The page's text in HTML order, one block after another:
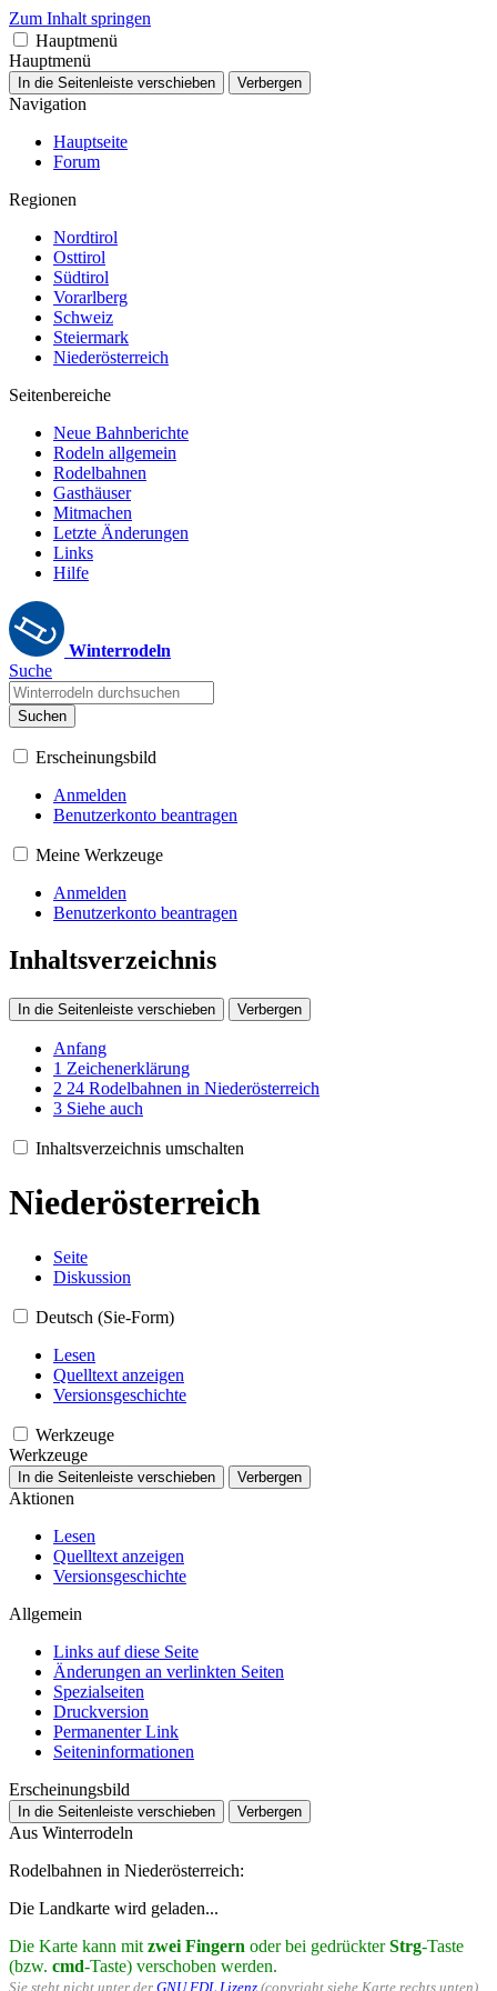
Zum Inhalt springen
Hauptmenü
Hauptmenü
In die Seitenleiste verschieben Verbergen
Navigation
Hauptseite
Forum
Regionen
Nordtirol
Osttirol
Südtirol
Vorarlberg
Schweiz
Steiermark
Niederösterreich
Seitenbereiche
Neue Bahnberichte
Rodeln allgemein
Rodelbahnen
Gasthäuser
Mitmachen
Letzte Änderungen
Links
Hilfe
Winterrodeln
Suche
Suchen
Erscheinungsbild
Anmelden
Benutzerkonto beantragen
Meine Werkzeuge
Anmelden
Benutzerkonto beantragen
Inhaltsverzeichnis
In die Seitenleiste verschieben Verbergen
Anfang
1 Zeichenerklärung
2 24 Rodelbahnen in Niederösterreich
3 Siehe auch
Inhaltsverzeichnis umschalten
Niederösterreich
Seite
Diskussion
Deutsch (Sie-Form)
Lesen
Quelltext anzeigen
Versionsgeschichte
Werkzeuge
Werkzeuge
In die Seitenleiste verschieben Verbergen
Aktionen
Lesen
Quelltext anzeigen
Versionsgeschichte
Allgemein
Links auf diese Seite
Änderungen an verlinkten Seiten
Spezialseiten
Druckversion
Permanenter Link
Seiten­­informationen
Erscheinungsbild
In die Seitenleiste verschieben Verbergen
Aus Winterrodeln
Rodelbahnen in Niederösterreich:
Die Landkarte wird geladen...
Die Karte kann mit zwei Fingern oder bei gedrückterStrg-Taste
(bzw. cmd-Taste) verschoben werden.
Sie steht nicht unter der GNU FDL Lizenz (copyright siehe Karte rechts unten),